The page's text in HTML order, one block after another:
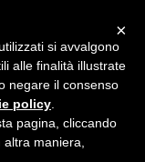
×
si avvalgono
alle finalità illustrate
negare il consenso
policy
pagina, cliccando
maniera,